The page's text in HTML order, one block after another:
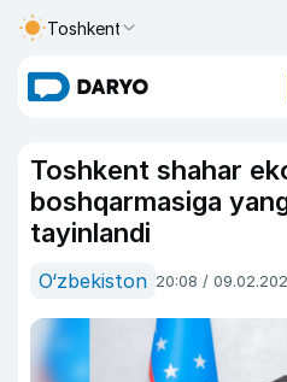
Toshkent
Toshkent shahar
boshqarmasiga
tayinlandi
O‘zbekiston 20:08 /